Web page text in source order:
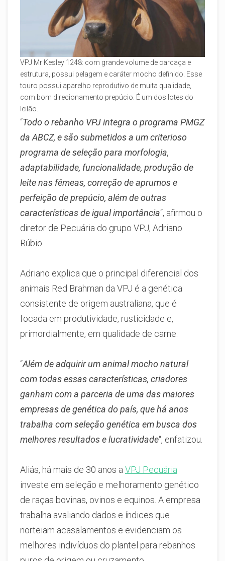
VPJ Mr Kesley 1248: com grande volume de carcaça e
estrutura, possui pelagem e caráter mocho definido. Esse
touro possui aparelho reprodutivo de muita qualidade,
com bom direcionamento prepúcio. É um dos lotes do
leilão.
“Todo o rebanho VPJ integra o programa PMGZ
da ABCZ, e são submetidos a um criterioso
programa de seleção para morfologia,
adaptabilidade, funcionalidade, produção de
leite nas fêmeas, correção de aprumos e
perfeição de prepúcio, além de outras
características de igual importância“, afirmou o
diretor de Pecuária do grupo VPJ, Adriano
Rúbio.
Adriano explica que o principal diferencial dos
animais Red Brahman da VPJ é a genética
consistente de origem australiana, que é
focada em produtividade, rusticidade e,
primordialmente, em qualidade de carne.
“Além de adquirir um animal mocho natural
com todas essas características, criadores
ganham com a parceria de uma das maiores
empresas de genética do país, que há anos
trabalha com seleção genética em busca dos
melhores resultados e lucratividade“, enfatizou.
Aliás, há mais de 30 anos a VPJ Pecuária
investe em seleção e melhoramento genético
de raças bovinas, ovinos e equinos. A empresa
trabalha avaliando dados e índices que
norteiam acasalamentos e evidenciam os
melhores indivíduos do plantel para rebanhos